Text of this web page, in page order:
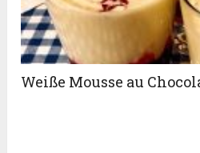
Weiße Mousse au